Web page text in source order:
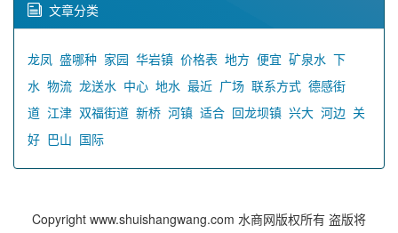
文章分类
龙凤 盛哪种 家园 华岩镇 价格表 地方 便宜 矿泉水 下
水 物流 龙送水 中心 地水 最近 广场 联系方式 德感街
道 江津 双福街道 新桥 河镇 适合 回龙坝镇 兴大 河边 关
好 巴山 国际
Copyright www.shuishangwang.com 水商网版权所有 盗版将